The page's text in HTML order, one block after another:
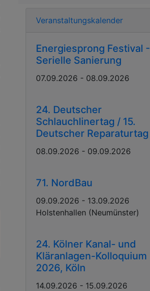
Veranstaltungskalender
Energiesprong Festival -
Serielle Sanierung
07.09.2026 - 08.09.2026
24. Deutscher
Schlauchlinertag / 15.
Deutscher Reparaturtag
08.09.2026 - 09.09.2026
71. NordBau
09.09.2026 - 13.09.2026
Holstenhallen (Neumünster)
24. Kölner Kanal- und
Kläranlagen-Kolloquium
2026, Köln
14.09.2026 - 15.09.2026